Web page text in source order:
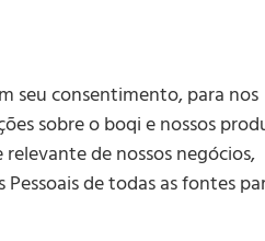
seu consentimento, para nos
sobre o boqi e nossos
de nossos negócios,
de todas as fontes